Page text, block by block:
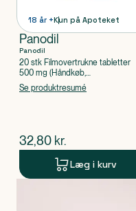
18 år +Kun på Apoteket
Panodil
Panodil
20 stk Filmovertrukne tabletter
500 mg (Håndkøb,
apoteksforbeholdt), Paracetamol
Se produktresumé
$nuværende pris
32,80 kr.
Læg i kurv